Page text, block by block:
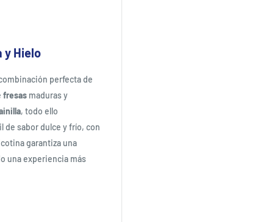
y Hielo
perfecta de
fresas maduras y
, todo ello
de sabor dulce y frío, con
garantiza una
una experiencia más